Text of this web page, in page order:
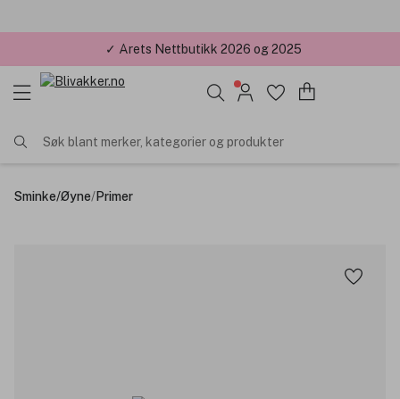
✓ Årets Nettbutikk 2026 og 2025
Søk blant merker, kategorier og produkter
Sminke/Øyne/Primer